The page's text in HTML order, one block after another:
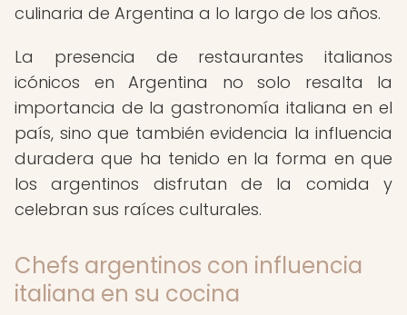
culinaria de Argentina a lo largo de los años.
La presencia de restaurantes italianos
icónicos en Argentina no solo resalta la
importancia de la gastronomía italiana en el
país, sino que también evidencia la influencia
duradera que ha tenido en la forma en que
los argentinos disfrutan de la comida y
celebran sus raíces culturales.
Chefs argentinos con influencia
italiana en su cocina